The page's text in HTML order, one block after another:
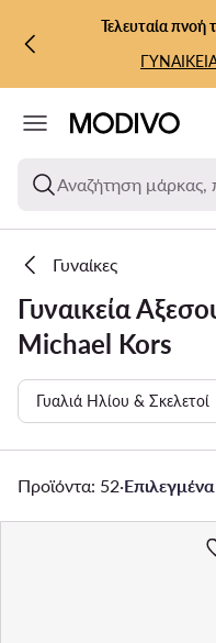
ΜΕΤΆΒΑΣΗ ΣΤΟ ΚΎΡΙΟ
ΜΕΤΆΒΑΣΗ ΣΤΗΝ
Τελευταία πνοή
Αναζήτηση μάρκας,
Γυναίκες
Γυναικεία
Michael Kors
Γυαλιά Ηλίου & Σκελετοί
Προϊόντα: 52·